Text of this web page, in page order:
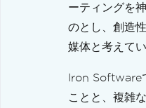
ーティングを
のとし、創造
媒体と考えてい
Iron Software
ことと、複雑